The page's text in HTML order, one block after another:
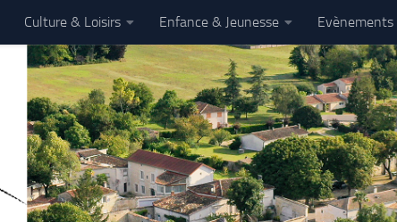
Culture & Loisirs Enfance & Jeunesse Evènements